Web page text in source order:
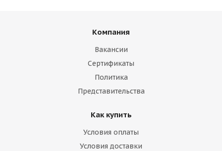
Компания
Вакансии
Сертификаты
Политика
Представительства
Как купить
Условия оплаты
Условия доставки